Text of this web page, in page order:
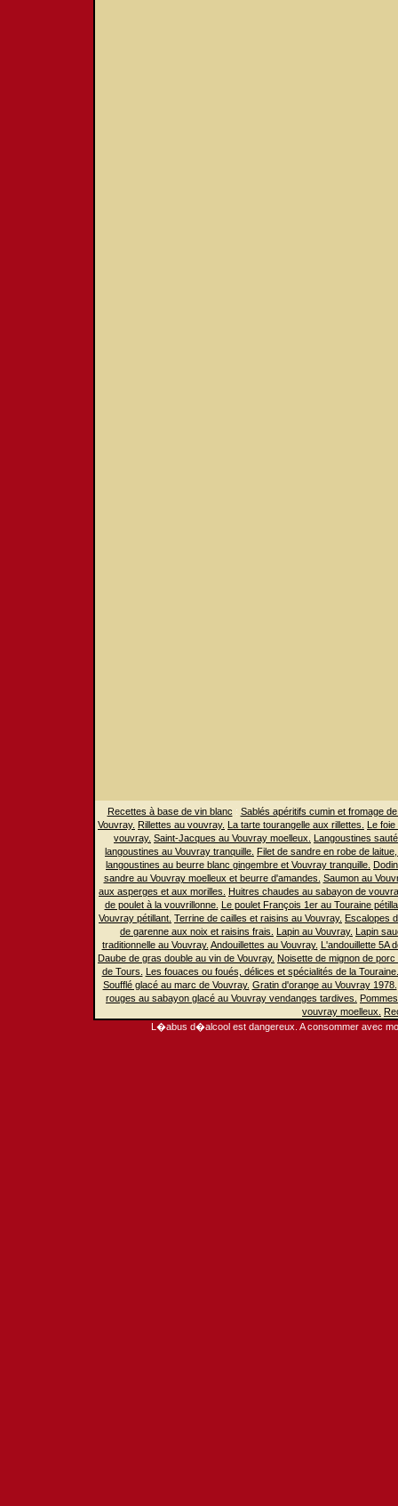
Recettes à base de vin blanc : Sablés apéritifs cumin et fromage
Vouvray. Rillettes au vouvray. La tarte tourangelle aux rillettes.
Le
vouvray. Saint-Jacques au Vouvray moelleux.
Langoustines
langoustines au Vouvray tranquille. Filet de sandre en robe de
langoustines au beurre blanc gingembre et Vouvray tranquille.
sandre au Vouvray moelleux et beurre d'amandes. Saumon au
aux asperges et aux morilles.
Huitres chaudes au sabayon de
de poulet à la vouvrillonne. Le poulet François 1er au Touraine
Vouvray pétillant. Terrine de cailles et raisins au Vouvray. Escalopes
de garenne aux noix et raisins frais.
Lapin au Vouvray. Lapin
traditionnelle au Vouvray. Andouillettes au Vouvray. L'andouillette 5A
Daube de gras double au vin de Vouvray. Noisette de mignon de
de Tours.
Les fouaces ou foués, délices et spécialités de la Touraine.
Soufflé glacé au marc de Vouvray. Gratin d'orange au Vouvray 1978.
rouges au sabayon glacé au Vouvray vendanges tardives.
vouvray moelleux.
L�abus d�alcool est dangereux. A consommer avec